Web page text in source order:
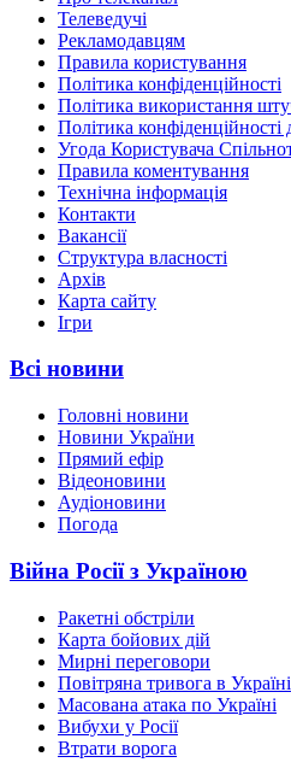
Телеведучі
Рекламодавцям
Правила користування
Політика конфіденційності
Політика використання
Політика конфіденційності
Угода Користувача
Правила коментування
Технічна інформація
Контакти
Вакансії
Структура власності
Архів
Карта сайту
Ігри
Всі новини
Головні новини
Новини України
Прямий ефір
Відеоновини
Аудіоновини
Погода
Війна Росії з Україною
Ракетні обстріли
Карта бойових дій
Мирні переговори
Повітряна тривога в Україні
Масована атака по Україні
Вибухи у Росії
Втрати ворога